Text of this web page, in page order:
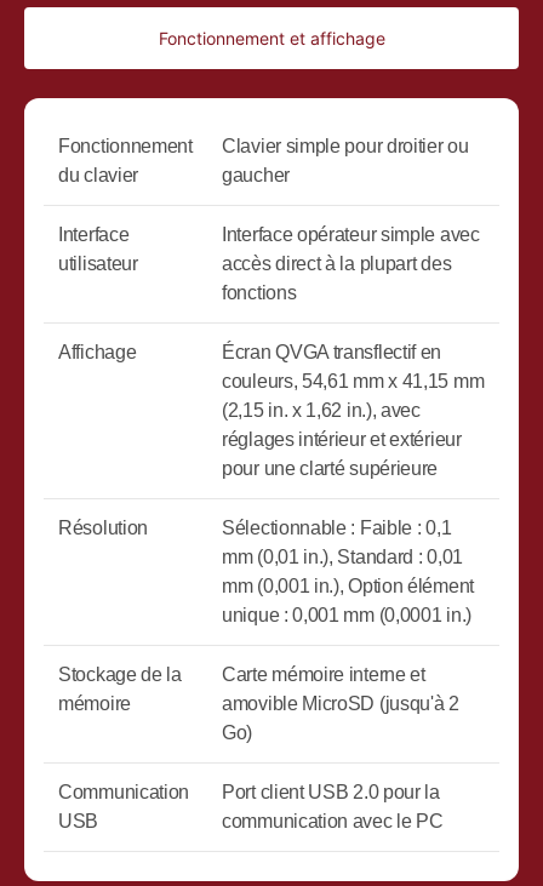
Fonctionnement et affichage
Fonctionnement
du clavier
Clavier simple pour droitier ou
gaucher
Interface
utilisateur
Interface opérateur simple avec
accès direct à la plupart des
fonctions
Affichage
Écran QVGA transflectif en
couleurs, 54,61 mm x 41,15 mm
(2,15 in. x 1,62 in.), avec
réglages intérieur et extérieur
pour une clarté supérieure
Résolution
Sélectionnable : Faible : 0,1
mm (0,01 in.), Standard : 0,01
mm (0,001 in.), Option élément
unique : 0,001 mm (0,0001 in.)
Stockage de la
mémoire
Carte mémoire interne et
amovible MicroSD (jusqu'à 2
Go)
Communication
USB
Port client USB 2.0 pour la
communication avec le PC